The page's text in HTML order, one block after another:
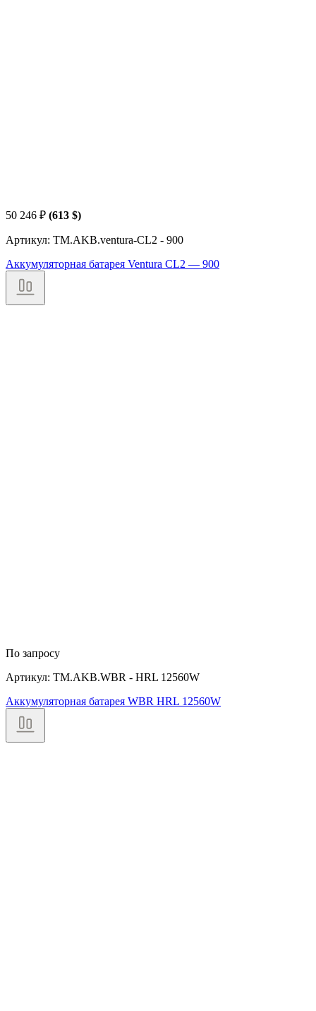
50 246 ₽ (613 $)
Артикул: TM.AKB.ventura-CL2 - 900
Аккумуляторная батарея Ventura CL2 — 900
По запросу
Артикул: TM.AKB.WBR - HRL 12560W
Аккумуляторная батарея WBR HRL 12560W